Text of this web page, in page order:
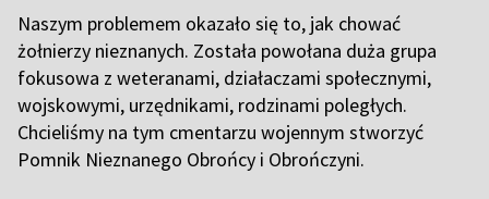
Naszym problemem okazało się to, jak chować
żołnierzy nieznanych. Została powołana duża grupa
fokusowa z weteranami, działaczami społecznymi,
wojskowymi, urzędnikami, rodzinami poległych.
Chcieliśmy na tym cmentarzu wojennym stworzyć
Pomnik Nieznanego Obrońcy i Obrończyni.